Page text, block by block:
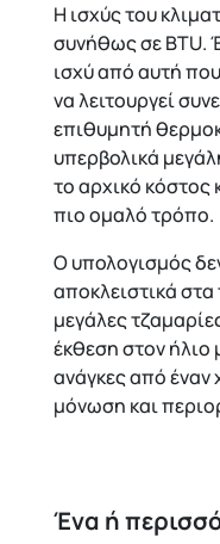
Η ισχύς του
συνήθως σε BTU.
ισχύ από αυτή
να λειτουργεί
επιθυμητή
υπερβολικά
το αρχικό κόστος
πιο ομαλό τρόπο.
Ο υπολογισμός
αποκλειστικά
μεγάλες
έκθεση στον ήλιο
ανάγκες από έναν
μόνωση και
Ένα ή